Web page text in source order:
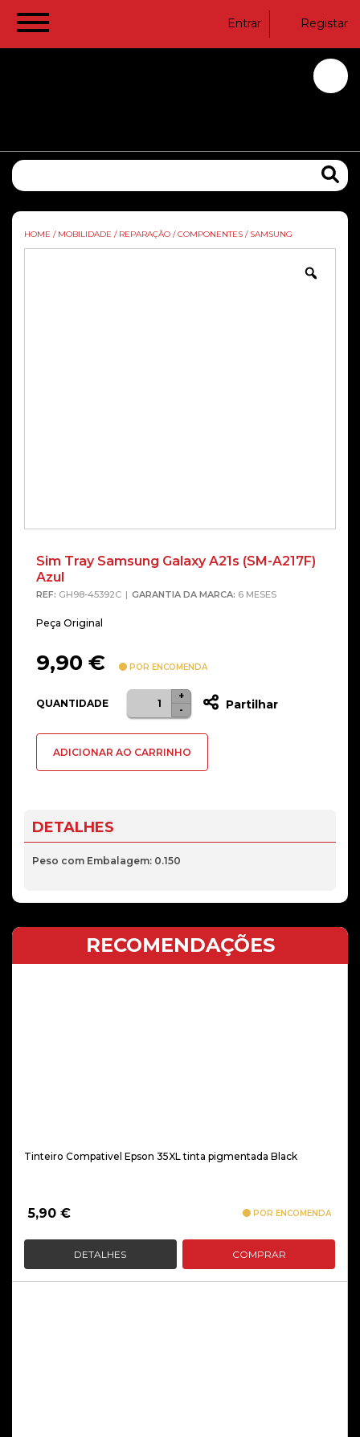
Entrar Registar
HOME / MOBILIDADE / REPARAÇÃO / COMPONENTES / SAMSUNG
Sim Tray Samsung Galaxy A21s (SM-A217F)
Azul
REF: GH98-45392C GARANTIA DA MARCA: 6 MESES
Peça Original
9,90 € POR ENCOMENDA
QUANTIDADE
Quantidade
de
Tray
(SM-
A217F)
-
+
Partilhar
ADICIONAR AO CARRINHO
DETALHES
Peso com Embalagem: 0.150
RECOMENDAÇÕES
Tinteiro Compativel Epson 35XL tinta pigmentada Black
5,90 € POR ENCOMENDA
DETALHES COMPRAR